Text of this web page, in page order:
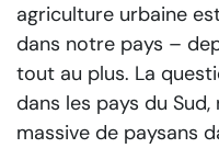
agriculture urbaine
dans notre pays –
tout au plus. La
dans les pays du
massive de paysans